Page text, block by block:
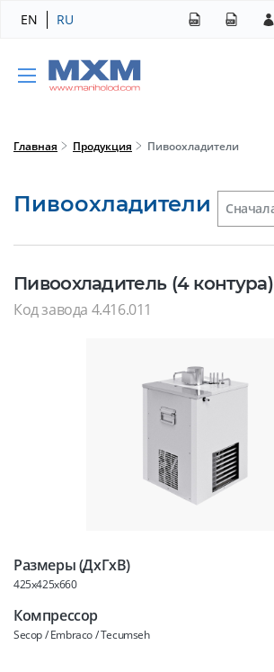
EN RU
Главная Продукция Пивоохладители
Пивоохладители
Пивоохладитель (4 контура)
Код завода 4.416.011
Размеры (ДхГхВ)
425x425x660
Компрессор
Secop / Embraco / Tecumseh